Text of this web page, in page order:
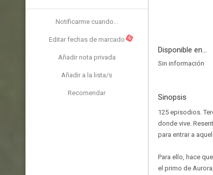
Notificarme cuando...
Editar fechas de marcado N
Añadir nota privada
Añadir a la lista/s
Recomendar
Disponible en...
Sin información
Sinopsis
125 episodios.
donde vive.
para entrar a
Para ello, hace
el primo de